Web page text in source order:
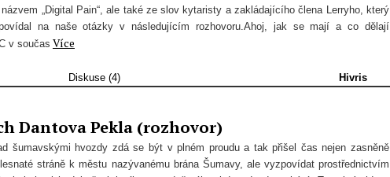
„Digital Pain“, ale také ze slov kytaristy a zakládajícího člena Lerryho, který
na naše otázky v následujícím rozhovoru.Ahoj, jak se mají a co dělají
v součas Více
Diskuse (4) Hivris
Dantova Pekla (rozhovor)
šumavskými hvozdy zdá se být v plném proudu a tak přišel čas nejen zasněně
stráně k městu nazývanému brána Šumavy, ale vyzpovídat prostřednictvím